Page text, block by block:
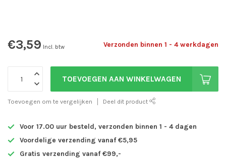
€3,59 Incl. btw Verzonden binnen 1 - 4 werkdagen
TOEVOEGEN AAN WINKELWAGEN
Toevoegen om te vergelijken Deel dit product
Voor 17.00 uur besteld, verzonden binnen 1 - 4 dagen
Voordelige verzending vanaf €5,95
Gratis verzending vanaf €99,-